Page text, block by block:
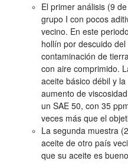
El primer análisis (9
grupo I con pocos
vecino. En este
hollín por descuido
contaminación de
con aire comprimido.
aceite básico débil y
aumento de
un SAE 50, con 35
veces más que el
La segunda muestra
aceite de otro país
que su aceite es